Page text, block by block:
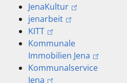
JenaKultur
jenarbeit
KITT
Kommunale
Immobilien Jena
Kommunalservice
Jena